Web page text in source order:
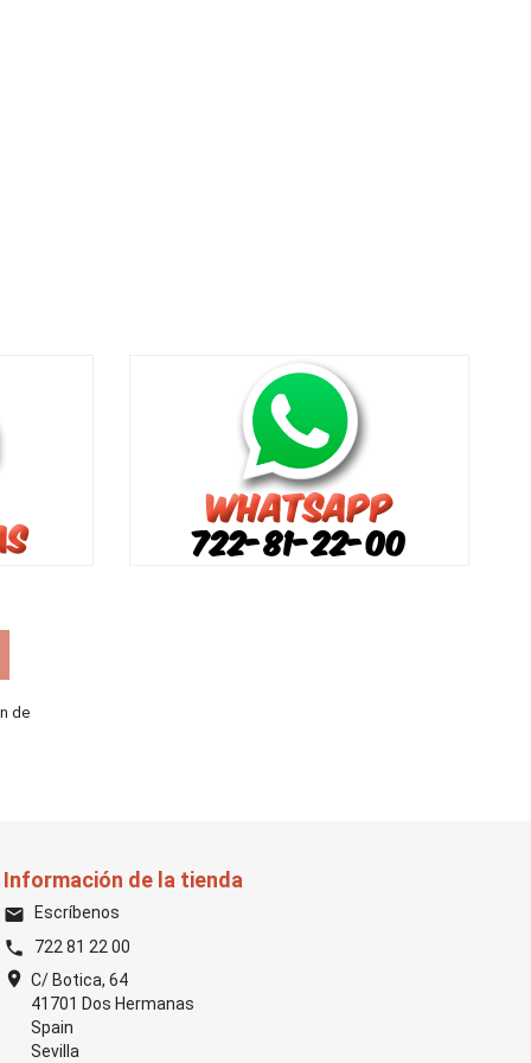
de
Información de la tienda
email Escríbenos
phone 722 81 22 00
location_on C/ Botica, 64
41701 Dos Hermanas
Spain
Sevilla